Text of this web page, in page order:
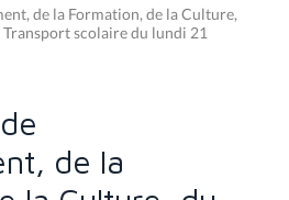
de la Formation, de la Culture,
scolaire du lundi 21
de la